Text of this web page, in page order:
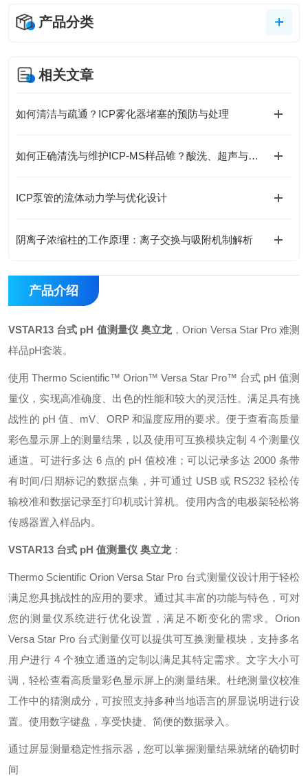
产品分类
相关文章
如何清洁与疏通？ICP雾化器堵塞的预防与处理
如何正确清洗与维护ICP-MS样品锥？酸洗、超声与专业清洗流程
ICP泵管的流体动力学与优化设计
阴离子浓缩柱的工作原理：离子交换与吸附机制解析
产品介绍
VSTAR13 台式 pH 值测量仪 奥立龙 ，Orion Versa Star Pro 难测
样品pH套装。
使用 Thermo Scientific™ Orion™ Versa Star Pro™ 台式 pH 值测
量仪，实现高准确度、出色的性能和较大的灵活性。满足具有挑
战性的 pH 值、mV、ORP 和温度应用的要求。便于查看高质量
彩色显示屏上的测量结果，以及使用可互换模块定制 4 个测量仪
通道。可进行多达 6 点的 pH 值校准；可以记录多达 2000 条带
有时间/日期标记的数据点集，并可通过 USB 或 RS232 轻松传
输校准和数据记录至打印机或计算机。使用内含的电极架轻松将
传感器置入样品内。
VSTAR13 台式 pH 值测量仪 奥立龙 ：
Thermo Scientific Orion Versa Star Pro 台式测量仪设计用于轻松
满足您具挑战性的应用的要求。通过其丰富的功能与特色，可对
您的测量仪系统进行优化设置，满足不断变化的需求。Orion
Versa Star Pro 台式测量仪可以提供可互换测量模块，支持多名
用户进行 4 个独立通道的定制以满足其特定需求。文字大小可
调，轻松查看高质量彩色显示屏上的测量结果。杜绝测量仪校准
工作中的猜测成分，可按照支持多种当地语言的屏显说明进行设
置。使用数字键盘，享受快捷、简便的数据录入。
通过屏显测量稳定性指示器，您可以掌握测量结果就绪的确切时
间